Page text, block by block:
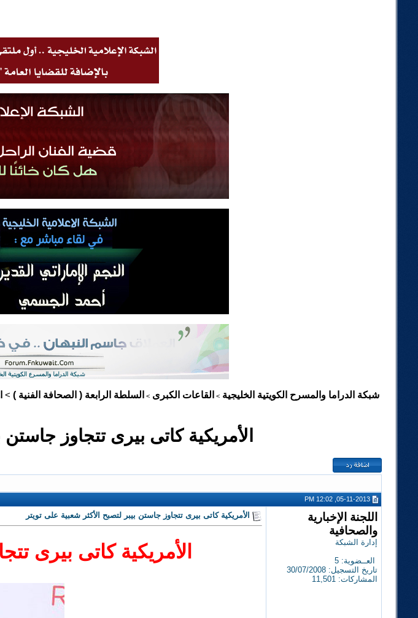
شبكة الدراما والمسرح الكويتية الخليجية > القاعات الكبرى > السلطة الرابعة ( الصحافة الفنية )>
الأمريكية كاتى بيرى تتجاوز
05-11-2013, 12:02 PM
اللجنة الإخبارية
والصحافية
إدارة الشبكة
العــضوية: 5
تاريخ التسجيل: 30/07/2008
المشاركات: 11,501
الأمريكية كاتى بيرى تتجاوز جاستن بيبر لتصبح الأكثر شعبية على تويتر
الأمريكية كاتى بيرى